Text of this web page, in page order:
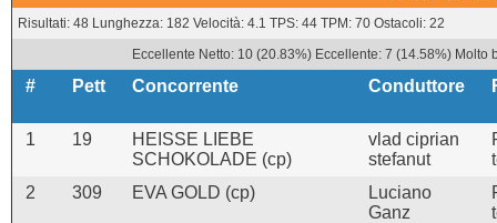
Risultati: 48 Lunghezza: 182 Velocità: 4.1 TPS: 44 TPM: 70 Ostacoli: 22
Eccellente Netto: 10 (20.83%) Eccellente: 7 (14.58%)
# Pett Concorrente Conduttore
1 19
HEISSE LIEBE
SCHOKOLADE (cp)
vlad ciprian
stefanut
2
309 EVA GOLD (cp)
Luciano
Ganz